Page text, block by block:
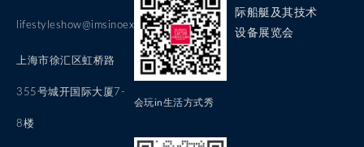
lifestyleshow@imsinoexpo.com
上海市徐汇区虹桥路
355号城开国际大厦7-
8楼
会玩in生活方式秀
际船艇及其技术
设备展览会